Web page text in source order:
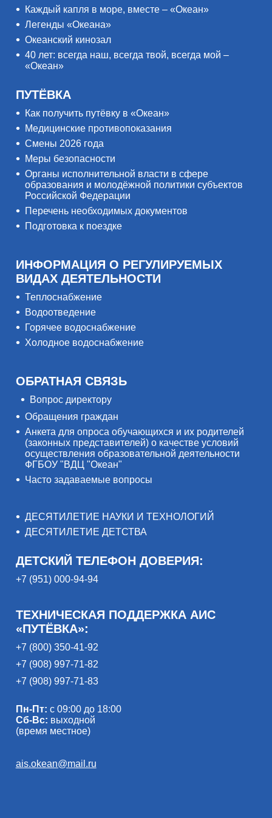
Каждый капля в море, вместе – «Океан»
Легенды «Океана»
Океанский кинозал
40 лет: всегда наш, всегда твой, всегда мой –
«Океан»
ПУТЁВКА
Как получить путёвку в «Океан»
Медицинские противопоказания
Смены 2026 года
Меры безопасности
Органы исполнительной власти в сфере
образования и молодёжной политики субъектов
Российской Федерации
Перечень необходимых документов
Подготовка к поездке
ИНФОРМАЦИЯ О РЕГУЛИРУЕМЫХ
ВИДАХ ДЕЯТЕЛЬНОСТИ
Теплоснабжение
Водоотведение
Горячее водоснабжение
Холодное водоснабжение
ОБРАТНАЯ СВЯЗЬ
Вопрос директору
Обращения граждан
Анкета для опроса обучающихся и их родителей
(законных представителей) о качестве условий
осуществления образовательной деятельности
ФГБОУ "ВДЦ "Океан"
Часто задаваемые вопросы
ДЕСЯТИЛЕТИЕ НАУКИ И ТЕХНОЛОГИЙ
ДЕСЯТИЛЕТИЕ ДЕТСТВА
ДЕТСКИЙ ТЕЛЕФОН ДОВЕРИЯ:
+7 (951) 000-94-94
ТЕХНИЧЕСКАЯ ПОДДЕРЖКА АИС
«ПУТЁВКА»:
+7 (800) 350-41-92
+7 (908) 997-71-82
+7 (908) 997-71-83
Пн-Пт: с 09:00 до 18:00
Сб-Вс: выходной
(время местное)
ais.okean@mail.ru